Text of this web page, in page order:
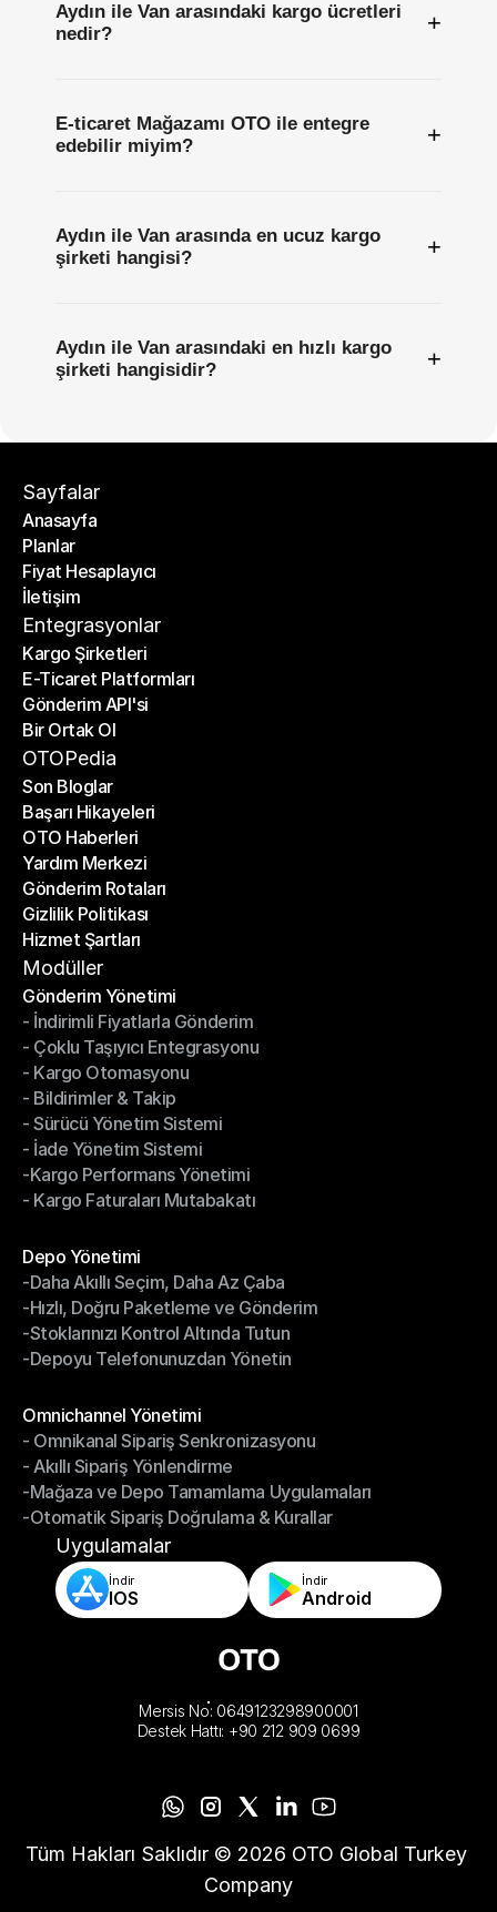
Aydın ile Van arasındaki kargo ücretleri
nedir?
+
E-ticaret Mağazamı OTO ile entegre
edebilir miyim?
+
Aydın ile Van arasında en ucuz kargo
şirketi hangisi?
+
Aydın ile Van arasındaki en hızlı kargo
şirketi hangisidir?
+
Sayfalar
Anasayfa
Anasayfa
Planlar
Planlar
Fiyat Hesaplayıcı
Fiyat Hesaplayıcı
İletişim
İletişim
Entegrasyonlar
Kargo Şirketleri
Kargo Şirketleri
E-Ticaret Platformları
E-Ticaret Platformları
Gönderim API'si
Gönderim API'si
Bir Ortak Ol
Bir Ortak Ol
OTOPedia
Son Bloglar
Son Bloglar
Başarı Hikayeleri
Başarı Hikayeleri
OTO Haberleri
OTO Haberleri
Yardım Merkezi
Yardım Merkezi
Gönderim Rotaları
Gönderim Rotaları
Gizlilik Politikası
Gizlilik Politikası
Hizmet Şartları
Hizmet Şartları
Modüller
Gönderim Yönetimi
Gönderim Yönetimi
- İndirimli Fiyatlarla Gönderim
- İndirimli Fiyatlarla Gönderim
- Çoklu Taşıyıcı Entegrasyonu
- Çoklu Taşıyıcı Entegrasyonu
- Kargo Otomasyonu
- Kargo Otomasyonu
- Bildirimler & Takip
- Bildirimler & Takip
- Sürücü Yönetim Sistemi
- Sürücü Yönetim Sistemi
- İade Yönetim Sistemi
- İade Yönetim Sistemi
-Kargo Performans Yönetimi
-Kargo Performans Yönetimi
- Kargo Faturaları Mutabakatı
Depo Yönetimi
Depo Yönetimi
-Daha Akıllı Seçim, Daha Az Çaba
-Daha Akıllı Seçim, Daha Az Çaba
-Hızlı, Doğru Paketleme ve Gönderim
-Hızlı, Doğru Paketleme ve Gönderim
-Stoklarınızı Kontrol Altında Tutun
-Stoklarınızı Kontrol Altında Tutun
-Depoyu Telefonunuzdan Yönetin
Omnichannel Yönetimi
Omnichannel Yönetimi
- Omnikanal Sipariş Senkronizasyonu
- Omnikanal Sipariş Senkronizasyonu
- Akıllı Sipariş Yönlendirme
- Akıllı Sipariş Yönlendirme
-Mağaza ve Depo Tamamlama Uygulamaları
-Mağaza ve Depo Tamamlama Uygulamaları
-Otomatik Sipariş Doğrulama & Kurallar
-Otomatik Sipariş Doğrulama & Kurallar
Uygulamalar
İndir
IOS
İndir
Android
Mersis No: 0649123298900001
Destek Hattı: +90 212 909 0699
Tüm Hakları Saklıdır © 2026 OTO Global Turkey
Company